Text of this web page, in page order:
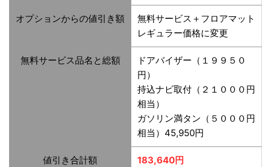
オプションからの値引き額
無料サービス＋フロアマット
レギュラー価格に変更
無料サービス品名と総額
ドアバイザー（１９９５０
円）
持込ナビ取付（２１０００円
相当）
ガソリン満タン（５０００円
相当）45,950円
値引き合計額 183,640円